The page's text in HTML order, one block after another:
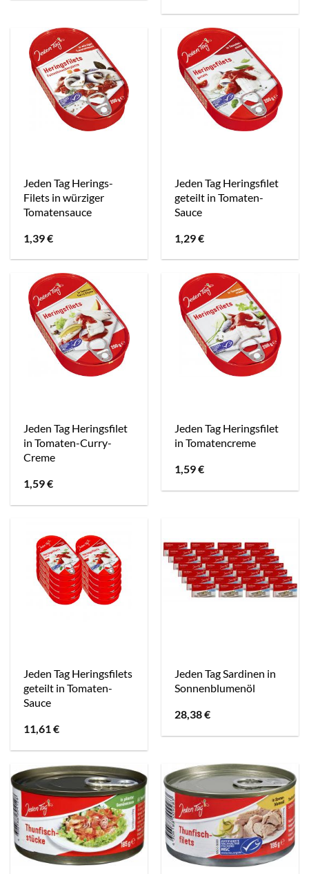
Jeden Tag Herings-
Filets in würziger
Tomatensauce
1,39€
Jeden Tag Heringsfilet
geteilt in Tomaten-
Sauce
1,29€
Jeden Tag Heringsfilet
in Tomaten-Curry-
Creme
1,59€
Jeden Tag Heringsfilet
in Tomatencreme
1,59€
Jeden Tag Heringsfilets
geteilt in Tomaten-
Sauce
11,61€
Jeden Tag Sardinen in
Sonnenblumenöl
28,38€